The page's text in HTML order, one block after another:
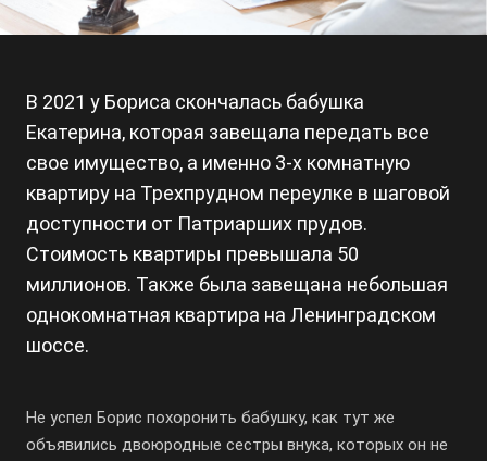
В 2021 у Бориса скончалась бабушка
Екатерина, которая завещала передать все
свое имущество, а именно 3-х комнатную
квартиру на Трехпрудном переулке в шаговой
доступности от Патриарших прудов.
Стоимость квартиры превышала 50
миллионов. Также была завещана небольшая
однокомнатная квартира на Ленинградском
шоссе.
Не успел Борис похоронить бабушку, как тут же
объявились двоюродные сестры внука, которых он не